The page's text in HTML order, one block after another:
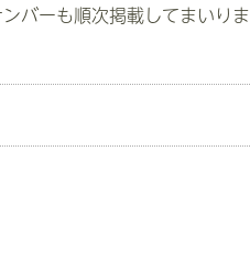
バーも順次掲載してまいりま